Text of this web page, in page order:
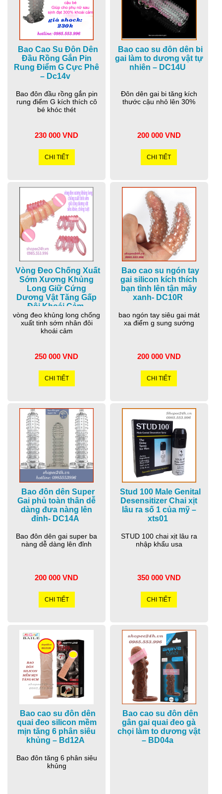
Bao Cao Su Đôn Dên
Đầu Rồng Gắn Pin
Rung Điểm G Cực Phê
– Dc14v
Bao đôn đầu rồng gắn pin
rung điểm G kích thích cô
bé khóc thét
230 000 VND
CHI TIẾT
Bao cao su đôn dên bi
gai làm to dương vật tự
nhiên – DC14U
Đôn dên gai bi tăng kích
thước cậu nhỏ lên 30%
200 000 VND
CHI TIẾT
Vòng Đeo Chống Xuất
Sớm Xương Khủng
Long Giữ Cứng
Dương Vật Tăng Gấp
Đôi Khoái Cảm-
DC60K
vòng đeo khủng long chống
xuất tinh sớm nhân đôi
khoái cảm
250 000 VND
CHI TIẾT
Bao cao su ngón tay
gai silicon kích thích
bạn tình lên tận mây
xanh- DC10R
bao ngón tay siêu gai mát
xa điểm g sung sướng
200 000 VND
CHI TIẾT
Bao đôn dên Super
Gai phủ toàn thân dễ
dàng đưa nàng lên
đỉnh- DC14A
Bao đôn dên gai super ba
nàng dễ dàng lên đỉnh
200 000 VND
CHI TIẾT
Stud 100 Male Genital
Desensitizer Chai xịt
lâu ra số 1 của mỹ –
xts01
STUD 100 chai xịt lâu ra
nhập khẩu usa
350 000 VND
CHI TIẾT
Bao cao su đôn dên
quai đeo silicon mềm
mịn tăng 6 phân siêu
khủng – Bd12A
Bao đôn tăng 6 phân siêu
khủng
Bao cao su đôn dên
gân gai quai đeo gà
chọi làm to dương vật
– BD04a